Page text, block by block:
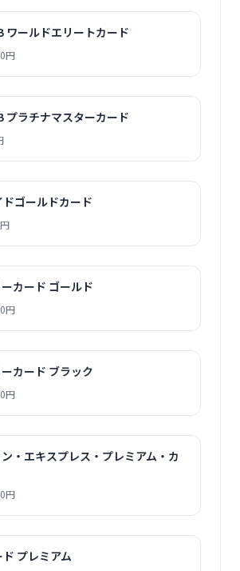
ワールドエリートカード
円
プラチナマスターカード
ゴールドカード
カード ゴールド
円
カード ブラック
円
・エキスプレス・プレミアム・カ
円
プレミアム